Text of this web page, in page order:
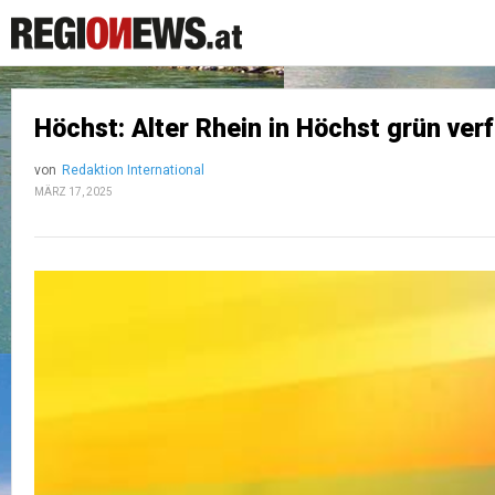
Höchst: Alter Rhein in Höchst grün
von Redaktion International
MÄRZ 17, 2025